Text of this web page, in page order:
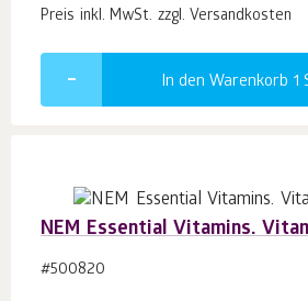
Preis inkl. MwSt. zzgl. Versandkosten
In den Warenkorb 1
NEM Essential Vitamins.
#500820